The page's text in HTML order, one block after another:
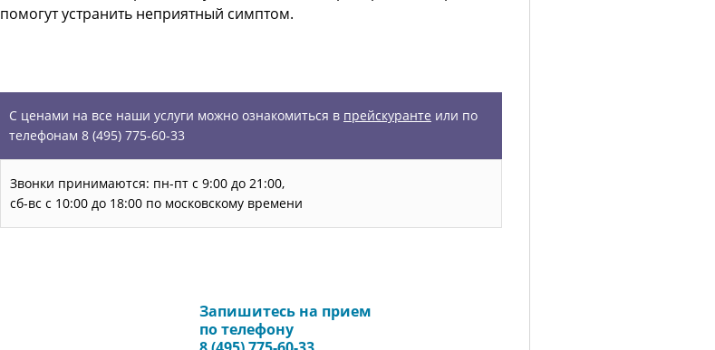
помогут устранить неприятный симптом.
С ценами на все наши услуги можно ознакомиться в прейскуранте или по
телефонам 8 (495) 775-60-33
Звонки принимаются: пн-пт с 9:00 до 21:00,
сб-вс с 10:00 до 18:00 по московскому времени
Запишитесь на прием
по телефону